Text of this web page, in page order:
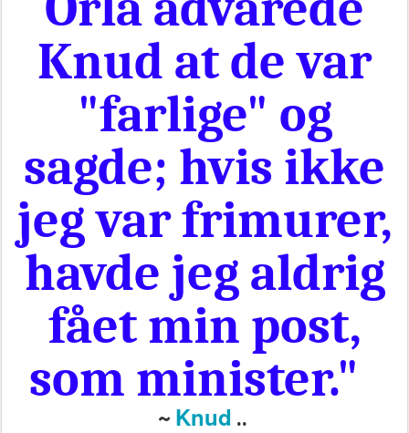
Knud at de var
"farlige" og
sagde; hvis ikke
jeg var frimurer,
havde jeg aldrig
fået min post,
som minister."
~ Knud ..